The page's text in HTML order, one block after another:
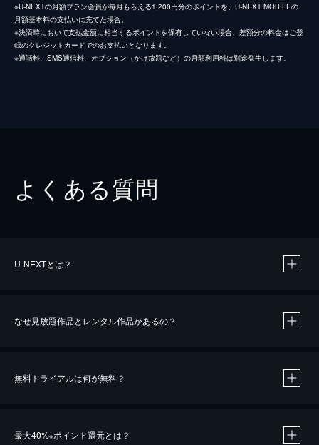
※U-NEXTの月額プラン会員が毎月もらえる1,200円分のポイントを、U-NEXT MOBILEの
月額基本料の支払いに充てた場合。
※決済時において支払金額に相当するポイントを保有していない場合、差額分の料金はご登
録のクレジットカードでのお支払いとなります。
※通話料、SMS通信料、オプション（かけ放題など）の月額利用料は別途発生します。
よくある質問
U-NEXTとは？
なぜ見放題作品とレンタル作品があるの？
無料トライアルは何が無料？
最大40%※ポイント還元とは？